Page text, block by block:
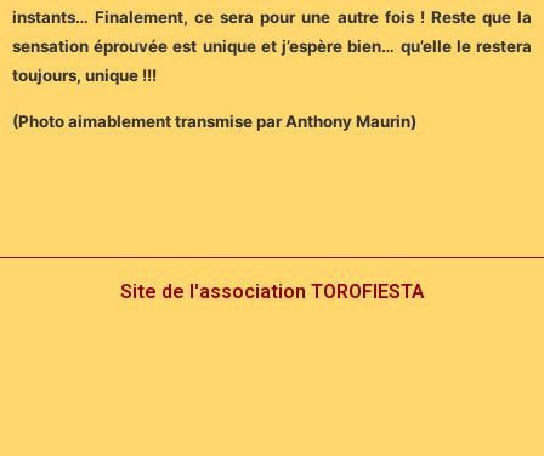
instants… Finalement, ce sera pour une autre fois ! Reste que la
sensation éprouvée est unique et j’espère bien… qu’elle le restera
toujours, unique !!!
(Photo aimablement transmise par Anthony Maurin)
Site de l'association TOROFIESTA